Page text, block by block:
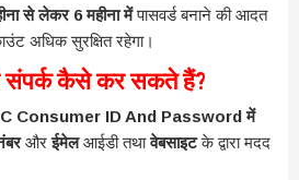
से लेकर 6 महीना मेंपासवर्ड बनाने की आदत
अधिक सुरक्षित रहेगा।
संपर्क कैसे कर सकते हैं?
Consumer ID And Password में
औरईमेलआईडी तथावेबसाइटके द्वारा मदद